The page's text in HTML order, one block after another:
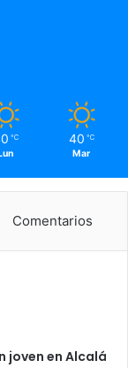
℃ 40 ℃
Mar
Comentarios
joven en Alcalá